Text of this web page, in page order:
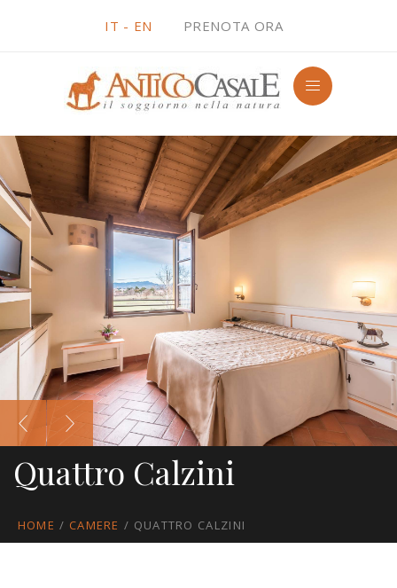
IT - EN PRENOTA ORA
Quattro Calzini
HOME / CAMERE / QUATTRO CALZINI